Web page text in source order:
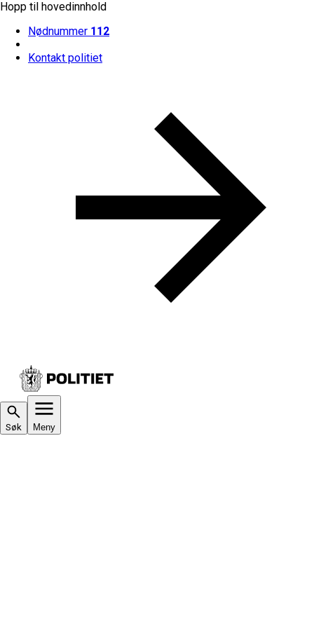
Hopp til hovedinnhold
Nødnummer 112
Kontakt politiet
Søk Meny